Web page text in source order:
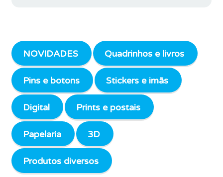
NOVIDADES Quadrinhos e livros
Pins e botons Stickers e imãs
Digital Prints e postais
Papelaria 3D
Produtos diversos